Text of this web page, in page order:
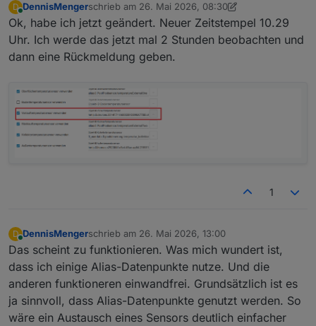
D
Online
DennisMengerschrieb am 26. Mai 2026, 08:30
zuletzt editiert von DennisMenger
Ok, habe ich jetzt geändert. Neuer Zeitstempel 10.29
Uhr. Ich werde das jetzt mal 2 Stunden beobachten und
dann eine Rückmeldung geben.
1
D
Online
DennisMengerschrieb am 26. Mai 2026, 13:00
zuletzt editiert von
Das scheint zu funktionieren. Was mich wundert ist,
dass ich einige Alias-Datenpunkte nutze. Und die
anderen funktioneren einwandfrei. Grundsätzlich ist es
ja sinnvoll, dass Alias-Datenpunkte genutzt werden. So
wäre ein Austausch eines Sensors deutlich einfacher